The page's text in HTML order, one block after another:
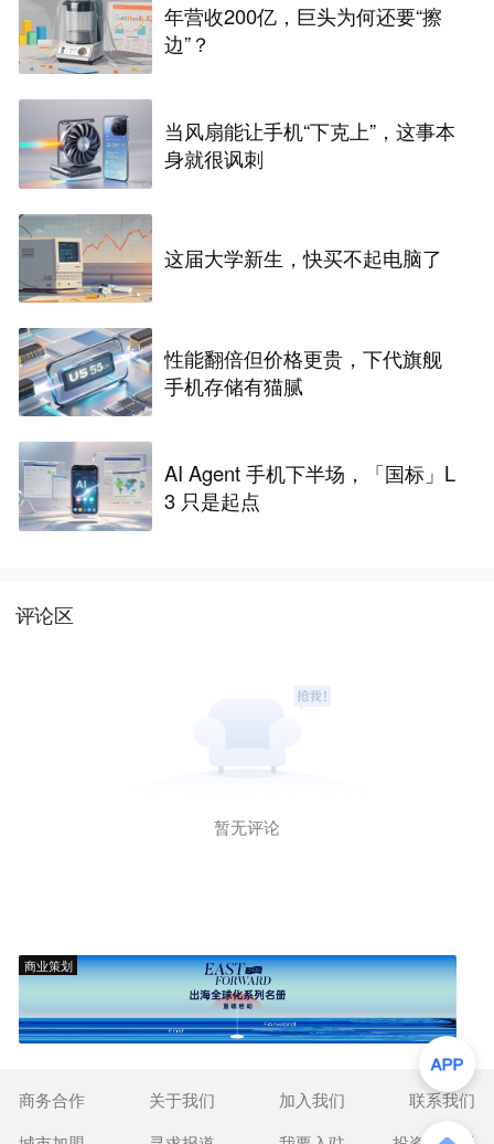
年营收200亿，巨头为何还要“擦
边”？
当风扇能让手机“下克上”，这事本
身就很讽刺
这届大学新生，快买不起电脑了
性能翻倍但价格更贵，下代旗舰
手机存储有猫腻
AI Agent 手机下半场，「国标」L
3 只是起点
评论区
暂无评论
商业策划
商务合作 关于我们 加入我们
联系我们